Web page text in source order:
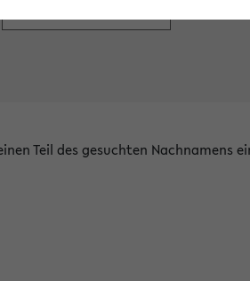
Teil des gesuchten Nachnamens